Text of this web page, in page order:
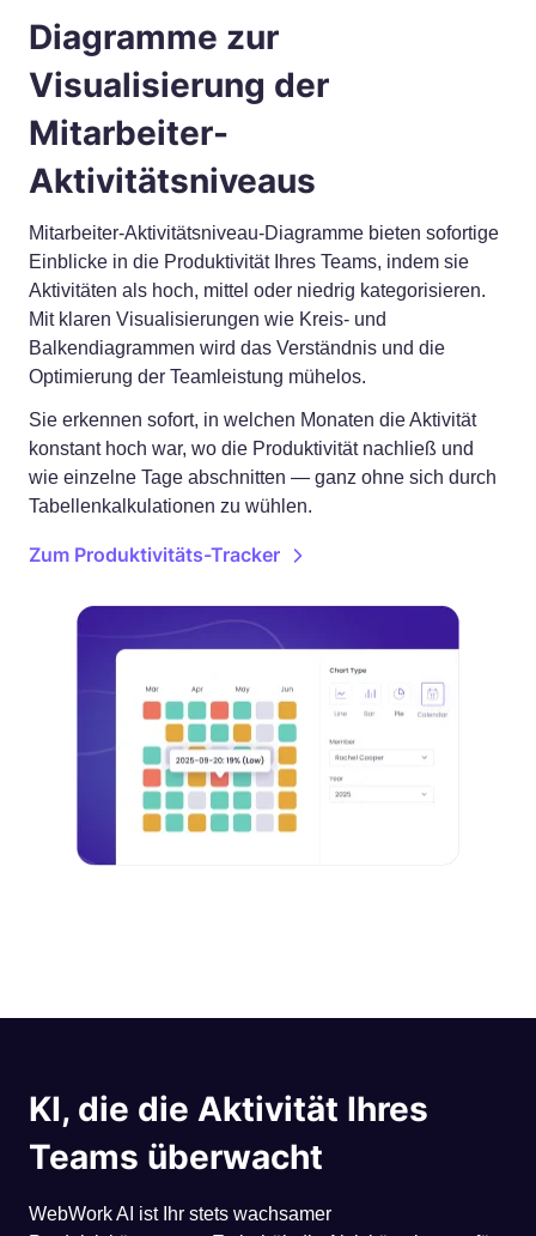
Diagramme zur
Visualisierung der
Mitarbeiter-
Aktivitätsniveaus
Mitarbeiter-Aktivitätsniveau-Diagramme bieten sofortige
Einblicke in die Produktivität Ihres Teams, indem sie
Aktivitäten als hoch, mittel oder niedrig kategorisieren.
Mit klaren Visualisierungen wie Kreis- und
Balkendiagrammen wird das Verständnis und die
Optimierung der Teamleistung mühelos.
Sie erkennen sofort, in welchen Monaten die Aktivität
konstant hoch war, wo die Produktivität nachließ und
wie einzelne Tage abschnitten — ganz ohne sich durch
Tabellenkalkulationen zu wühlen.
Zum Produktivitäts-Tracker
KI, die die Aktivität Ihres
Teams überwacht
WebWork AI ist Ihr stets wachsamer